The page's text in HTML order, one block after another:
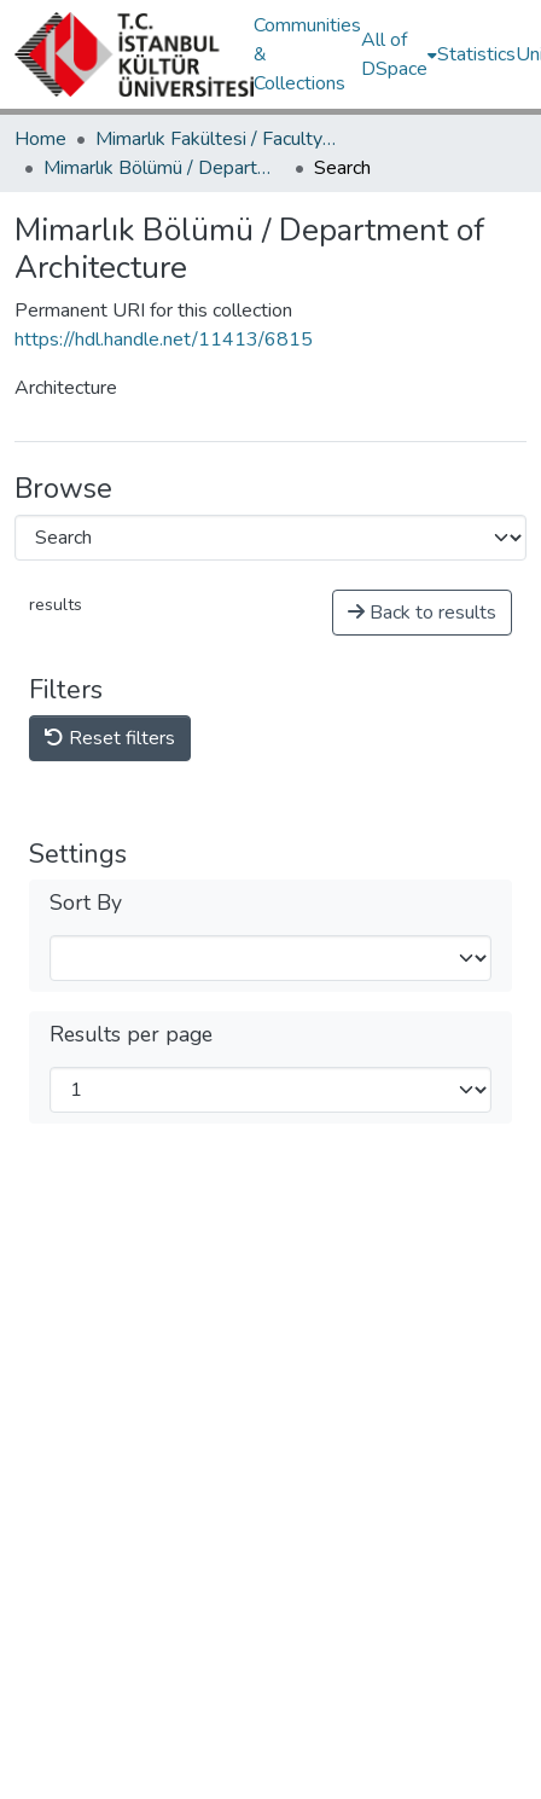
Communities
&
Collections
All of
DSpace
Statistics
Home
Mimarlık Fakültesi / Faculty of Architecture
Mimarlık Bölümü / Department of Architecture
Search
Mimarlık Bölümü / Department of
Architecture
Permanent URI for this collection
https://hdl.handle.net/11413/6815
Architecture
Browse
results Back to results
Filters
Reset filters
Settings
Sort By
Results per page